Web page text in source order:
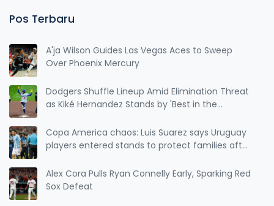
Pos Terbaru
A'ja Wilson Guides Las Vegas Aces to Sweep
Over Phoenix Mercury
Dodgers Shuffle Lineup Amid Elimination Threat
as Kiké Hernandez Stands by 'Best in the
Copa America chaos: Luis Suarez says Uruguay
players entered stands to protect families after
Alex Cora Pulls Ryan Connelly Early, Sparking Red
Sox Defeat